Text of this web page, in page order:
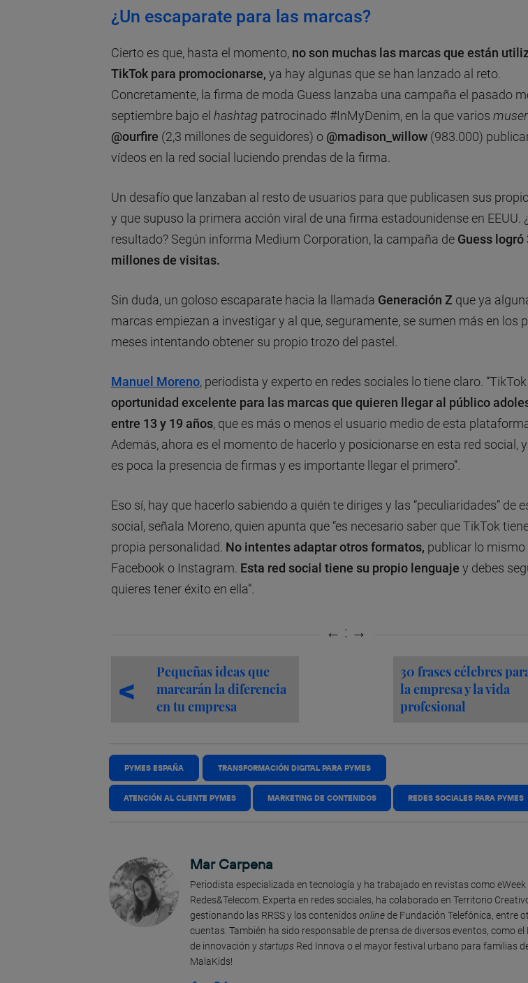
¿Un escaparate para las marcas?
Cierto es que, hasta el momento, no son muchas las marcas que están
TikTok para promocionarse, ya hay algunas que se han lanzado al reto.
Concretamente, la firma de moda Guess lanzaba una campaña el pasado
septiembre bajo el hashtag patrocinado #InMyDenim, en la que varios
@ourfire (2,3 millones de seguidores) o @madison_willow(983.000)
vídeos en la red social luciendo prendas de la firma.
Un desafío que lanzaban al resto de usuarios para que publicasen sus
y que supuso la primera acción viral de una firma estadounidense en EEUU.
resultado? Según informa Medium Corporation, la campaña de Guess logró
millones de visitas.
Sin duda, un goloso escaparate hacia la llamada Generación Z que ya
marcas empiezan a investigar y al que, seguramente, se sumen más en los
meses intentando obtener su propio trozo del pastel.
Manuel Moreno, periodista y experto en redes sociales lo tiene claro.
oportunidad excelente para las marcas que quieren llegar al público
entre 13 y 19 años, que es más o menos el usuario medio de esta
Además, ahora es el momento de hacerlo y posicionarse en esta red social,
es poca la presencia de firmas y es importante llegar el primero”.
Eso sí, hay que hacerlo sabiendo a quién te diriges y las “peculiaridades” de
social, señala Moreno, quien apunta que “es necesario saber que TikTok
propia personalidad. No intentes adaptar otros formatos, publicar lo mismo
Facebook o Instagram. Esta red social tiene su propio lenguaje y debes
quieres tener éxito en ella”.
Pequeñas ideas que
marcarán la diferencia
en tu empresa
30 frases célebres
la empresa y la vida
profesional
PYMES ESPAÑA TRANSFORMACIÓN DIGITAL PARA PYMES
ATENCIÓN AL CLIENTE PYMES MARKETING DE CONTENIDOS REDES SOCIALES PARA PYMES
Mar Carpena
Periodista especializada en tecnología y ha trabajado en revistas como eWeek
Redes&Telecom. Experta en redes sociales, ha colaborado en Territorio
gestionando las RRSS y los contenidosonlinede Fundación Telefónica, entre
cuentas. También ha sido responsable de prensa de diversos eventos, como el
de innovación ystartups Red Innova o el mayor festival urbano para familias
MalaKids!